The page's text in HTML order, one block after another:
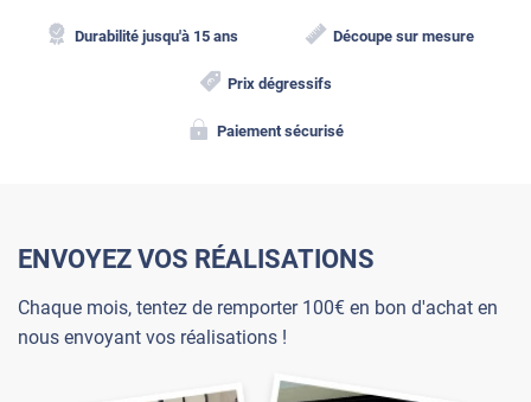
Durabilité jusqu'à 15 ans Découpe sur mesure
Prix dégressifs
Paiement sécurisé
ENVOYEZ VOS RÉALISATIONS
Chaque mois, tentez de remporter 100€ en bon d'achat en
nous envoyant vos réalisations !